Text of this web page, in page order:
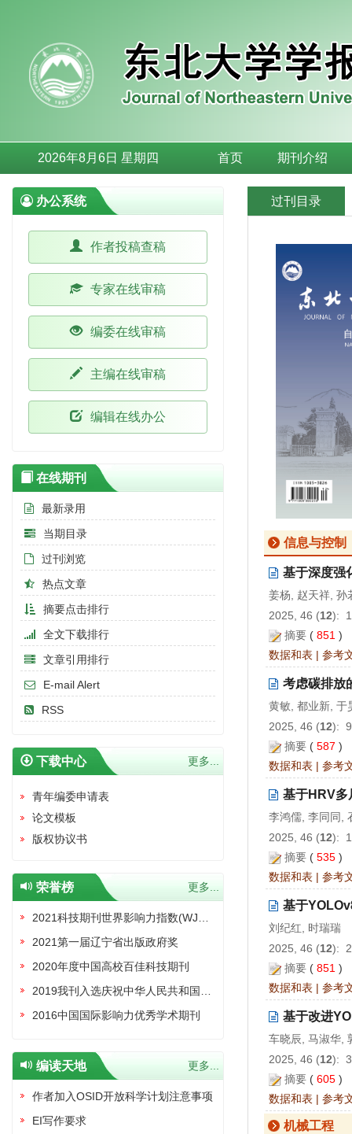
2026年8月6日 星期四 首页 期刊介绍
过刊目录
信息与控制
基于深度强
姜杨, 赵天祥, 孙
2025, 46 (12):
摘要 ( 851 )
数据和表 | 参考
考虑碳排放
黄敏, 都业新, 于
2025, 46 (12):
摘要 ( 587 )
数据和表 | 参考
基于HRV多
李鸿儒, 李同同,
2025, 46 (12):
摘要 ( 535 )
数据和表 | 参考
基于
刘纪红, 时瑞瑞
2025, 46 (12):
摘要 ( 851 )
数据和表 | 参考
基于改进
车晓辰, 马淑华,
2025, 46 (12):
摘要 ( 605 )
数据和表 | 参考
机械工程
办公系统
作者投稿查稿
专家在线审稿
编委在线审稿
主编在线审稿
编辑在线办公
在线期刊
最新录用
当期目录
过刊浏览
热点文章
摘要点击排行
全文下载排行
文章引用排行
E-mail Alert
RSS
下载中心 更多...
青年编委申请表
论文模板
版权协议书
荣誉榜 更多...
2021第一届辽宁省出版政府奖
2020年度中国高校百佳科技期刊
2016中国国际影响力优秀学术期刊
编读天地 更多...
作者加入OSID开放科学计划注意事项
EI写作要求